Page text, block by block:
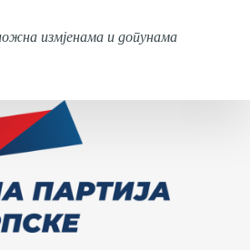
измјенама и допунама